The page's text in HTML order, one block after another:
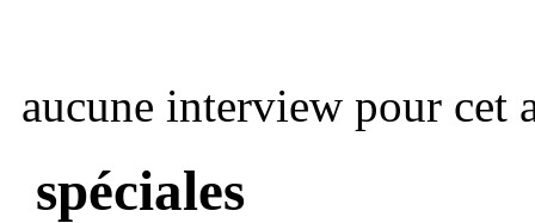
aucune interview pour cet
spéciales